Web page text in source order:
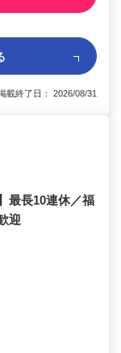
終了日： 2026/08/31
最長10連休／福
迎